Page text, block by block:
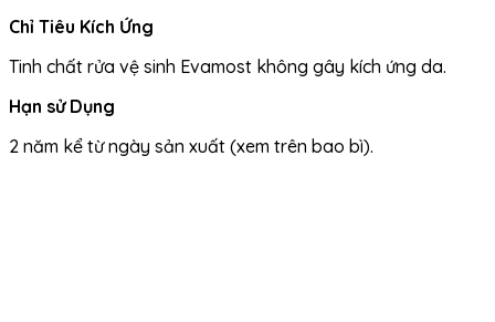
Chỉ Tiêu Kích Ứng
Tinh chất rửa vệ sinh Evamost không gây kích ứng da.
Hạn sử Dụng
2 năm kể từ ngày sản xuất (xem trên bao bì).